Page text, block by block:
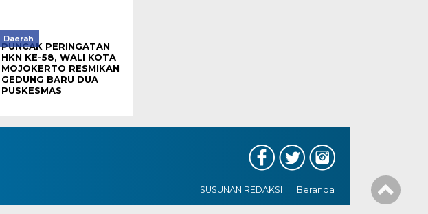
Daerah
PUNCAK PERINGATAN
HKN KE-58, WALI KOTA
MOJOKERTO RESMIKAN
GEDUNG BARU DUA
PUSKESMAS
SUSUNAN REDAKSI
Beranda